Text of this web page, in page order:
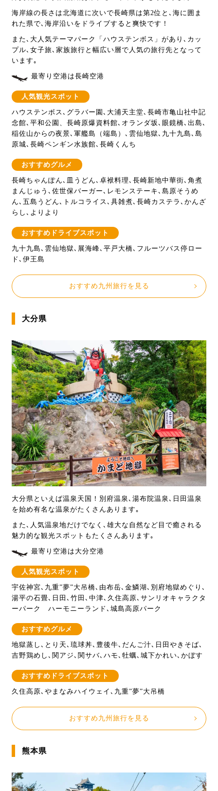
海岸線の長さは北海道に次いで長崎県は第2位と､海に囲ま
れた県で､海岸沿いをドライブすると爽快です！
また､大人気テーマパーク「ハウステンボス」があり､カッ
プル､女子旅､家族旅行と幅広い層で人気の旅行先となって
います｡
最寄り空港は長崎空港
人気観光スポット
ハウステンボス､グラバー園､大浦天主堂､長崎市亀山社中記
念館､平和公園、長崎原爆資料館､オランダ坂､眼鏡橋､出島､
稲佐山からの夜景､軍艦島（端島）､雲仙地獄､九十九島､島
原城､長崎ペンギン水族館､長崎くんち
おすすめグルメ
長崎ちゃんぽん､皿うどん､卓袱料理､長崎新地中華街､角煮
まんじゅう､佐世保バーガー､レモンステーキ､島原そうめ
ん､五島うどん､トルコライス､具雑煮､長崎カステラ､かんざ
らし､よりより
おすすめドライブスポット
九十九島､雲仙地獄､展海峰､平戸大橋､フルーツバス停ロー
ド､伊王島
おすすめ九州旅行を見る
大分県
大分県といえば温泉天国！別府温泉､湯布院温泉､日田温泉
を始め有名な温泉がたくさんあります｡
また､人気温泉地だけでなく､雄大な自然など目で癒される
魅力的な観光スポットもたくさんあります｡
最寄り空港は大分空港
人気観光スポット
宇佐神宮､九重”夢”大吊橋､由布岳､金鱗湖､別府地獄めぐり､
湯平の石畳､日田､竹田､中津､久住高原､サンリオキャラクタ
ーパーク ハーモニーランド､城島高原パーク
おすすめグルメ
地獄蒸し､とり天､琉球丼､豊後牛､だんご汁､日田やきそば､
吉野鶏めし､関アジ､関サバ､ハモ､牡蠣､城下かれい､かぼす
おすすめドライブスポット
久住高原､やまなみハイウェイ､九重”夢”大吊橋
おすすめ九州旅行を見る
熊本県